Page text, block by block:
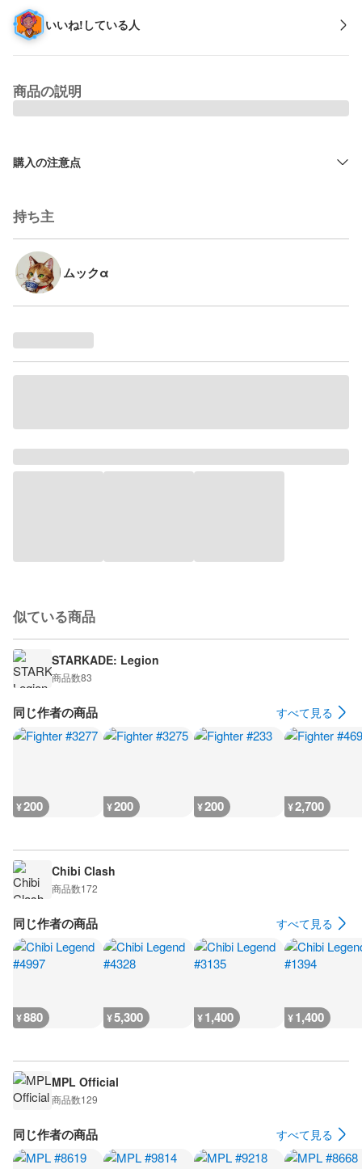
いいね!している人
商品の説明
購入の注意点
持ち主
ムックα
似ている商品
STARKADE: Legion
商品数83
同じ作者の商品 すべて見る
¥200 ¥200 ¥200 ¥2,700
Chibi Clash
商品数172
同じ作者の商品 すべて見る
¥880 ¥5,300 ¥1,400 ¥1,400
MPL Official
商品数129
同じ作者の商品 すべて見る